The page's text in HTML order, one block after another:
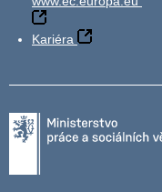
Kariéra